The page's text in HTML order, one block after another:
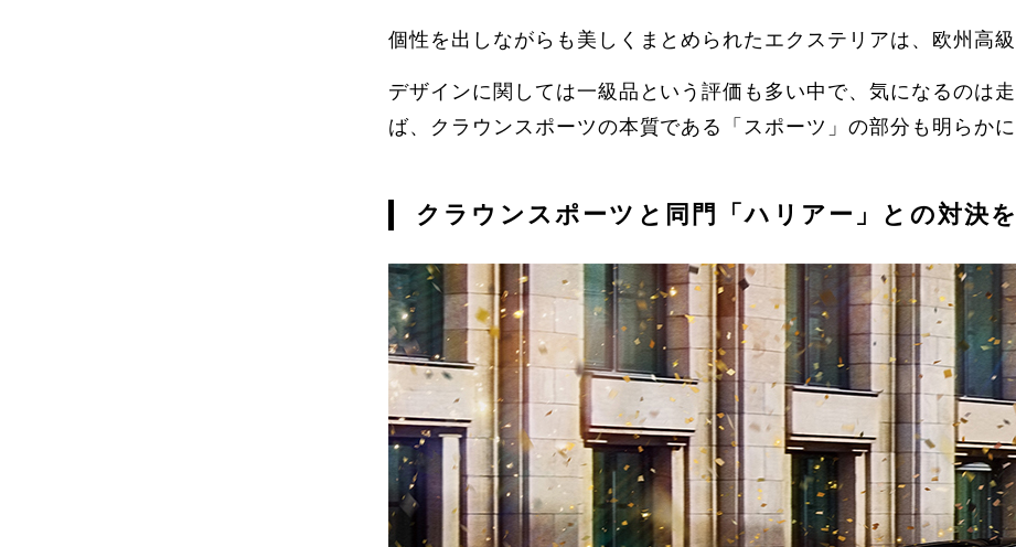
個性を出しながらも美しくまとめられたエクステリアは、欧州高
デザインに関しては一級品という評価も多い中で、気になるのは
ば、クラウンスポーツの本質である「スポーツ」の部分も明らかに
クラウンスポーツと同門「ハリアー」との対決